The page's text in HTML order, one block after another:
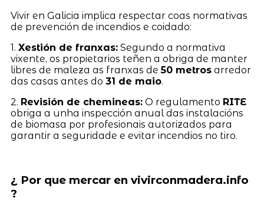
Vivir en Galicia implica respectar coas normativas
de prevención de incendios e coidado:
1. Xestión de franxas:Segundo a normativa
vixente, os propietarios teñen a obriga de manter
libres de maleza as franxas de50 metrosarredor
das casas antes do 31 de maio.
2. Revisión de chemineas:O regulamento RITE
obriga a unha inspección anual das instalacións
de biomasa por profesionais autorizados para
garantir a seguridade e evitar incendios no tiro.
¿ Por que mercar en vivirconmadera.info
?